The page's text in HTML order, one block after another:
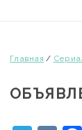
Главная /